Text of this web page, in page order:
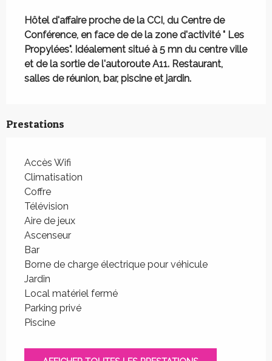
Hôtel d'affaire proche de la CCI, du Centre de
Conférence, en face de de la zone d'activité " Les
Propylées". Idéalement situé à 5 mn du centre ville
et de la sortie de l'autoroute A11. Restaurant,
salles de réunion, bar, piscine et jardin.
Prestations
Accès Wifi
Climatisation
Coffre
Télévision
Aire de jeux
Ascenseur
Bar
Borne de charge électrique pour véhicule
Jardin
Local matériel fermé
Parking privé
Piscine